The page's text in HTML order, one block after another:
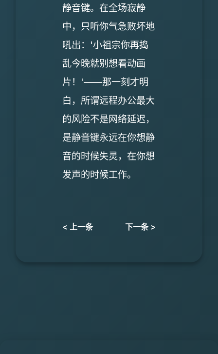
静音键。在全场寂静
中，只听你气急败坏地
吼出：'小祖宗你再捣
乱今晚就别想看动画
片！'——那一刻才明
白，所谓远程办公最大
的风险不是网络延迟，
是静音键永远在你想静
音的时候失灵，在你想
发声的时候工作。
< 上一条 下一条 >